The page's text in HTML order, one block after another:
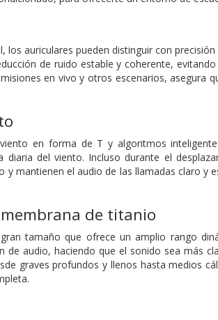
auriculares pueden distinguir con
de ruido estable y coherente,
en vivo y otros escenarios, asegura
en forma de T y algoritmos
diaria del viento. Incluso durante el
mantienen el audio de las llamadas claro y
de titanio
tamaño que ofrece un amplio rango
audio, haciendo que el sonido sea más
graves profundos y llenos hasta medios